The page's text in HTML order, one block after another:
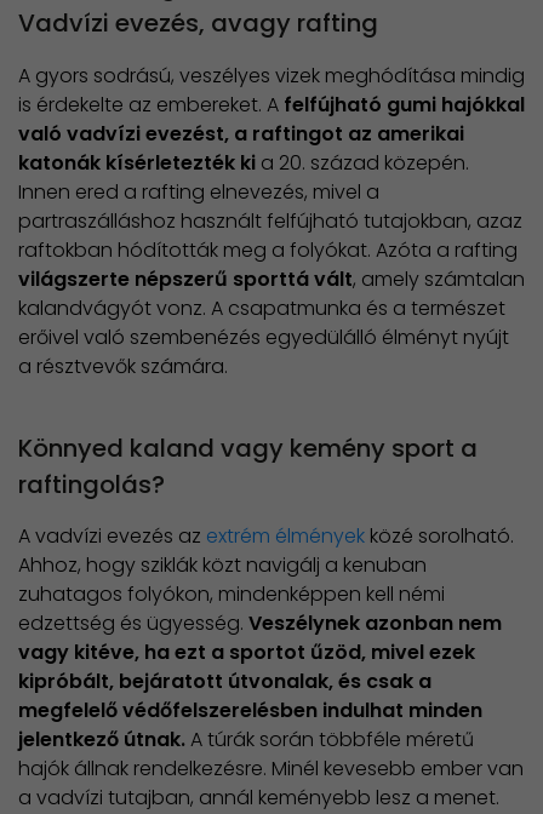
Vadvízi evezés, avagy rafting
A gyors sodrású, veszélyes vizek meghódítása mindig
is érdekelte az embereket. A felfújható gumi hajókkal
való vadvízi evezést, a raftingot az amerikai
katonák kísérletezték ki a 20. század közepén.
Innen ered a rafting elnevezés, mivel a
partraszálláshoz használt felfújható tutajokban, azaz
raftokban hódították meg a folyókat. Azóta a rafting
világszerte népszerű sporttá vált, amely számtalan
kalandvágyót vonz. A csapatmunka és a természet
erőivel való szembenézés egyedülálló élményt nyújt
a résztvevők számára.
Könnyed kaland vagy kemény sport a
raftingolás?
A vadvízi evezés az extrém élmények közé sorolható.
Ahhoz, hogy sziklák közt navigálj a kenuban
zuhatagos folyókon, mindenképpen kell némi
edzettség és ügyesség. Veszélynek azonban nem
vagy kitéve, ha ezt a sportot űzöd, mivel ezek
kipróbált, bejáratott útvonalak, és csak a
megfelelő védőfelszerelésben indulhat minden
jelentkező útnak.A túrák során többféle méretű
hajók állnak rendelkezésre. Minél kevesebb ember van
a vadvízi tutajban, annál keményebb lesz a menet.